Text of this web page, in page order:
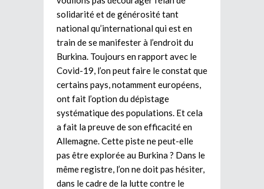
solidarité et de générosité tant
national qu’international qui est en
train de se manifester à l’endroit du
Burkina. Toujours en rapport avec le
Covid-19, l’on peut faire le constat que
certains pays, notamment européens,
ont fait l’option du dépistage
systématique des populations. Et cela
a fait la preuve de son efficacité en
Allemagne. Cette piste ne peut-elle
pas être explorée au Burkina ? Dans le
même registre, l’on ne doit pas hésiter,
dans le cadre de la lutte contre le